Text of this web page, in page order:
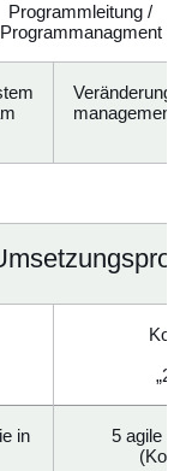
Programmleitung /
Programmanagment
management
in
5 agile